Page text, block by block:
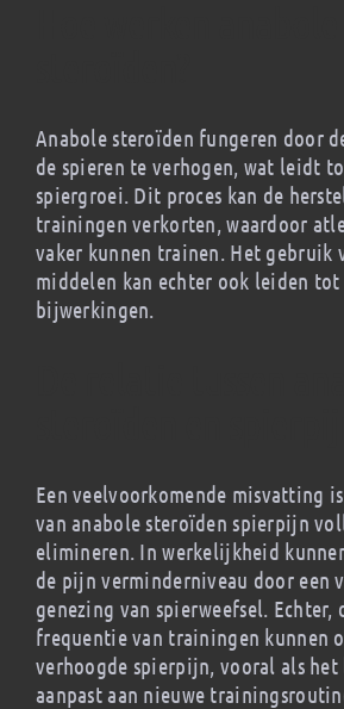
Anabole steroïden fungeren door
de spieren te verhogen, wat leidt
spiergroei. Dit proces kan de
trainingen verkorten, waardoor
vaker kunnen trainen. Het gebruik
middelen kan echter ook leiden tot
bijwerkingen.
Een veelvoorkomende misvatting
van anabole steroïden spierpijn
elimineren. In werkelijkheid
de pijn verminderniveau door een
genezing van spierweefsel.
frequentie van trainingen kunnen
verhoogde spierpijn, vooral als het
aanpast aan nieuwe